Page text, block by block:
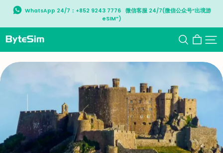
WhatsApp 24/7：+852 9243 7776   微信客服 24/7(微信公众号“出境游
eSIM”)
ByteSIM